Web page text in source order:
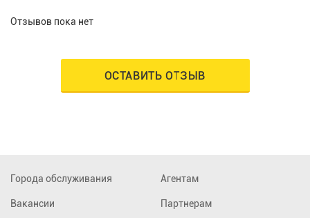
Отзывов пока нет
ОСТАВИТЬ ОТЗЫВ
Города обслуживания
Вакансии
Агентам
Партнерам